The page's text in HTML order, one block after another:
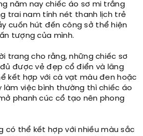
năm nay chiếc áo sơ mi trắng
trai nam tính nét thanh lịch trẻ
cuốn hút đến công sở thể hiện
tượng của mình.
trang cho rằng, những chiếc sơ
được vẻ đẹp cổ điển và lãng
kết hợp với cà vạt màu đen hoặc
làm việc bình thường thì chiếc áo
phanh cúc cổ tạo nên phong
có thể kết hợp với nhiều màu sắc